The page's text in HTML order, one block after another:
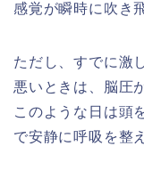
感覚が瞬時に吹き
ただし、すでに激
悪いときは、脳圧
このような日は頭
で安静に呼吸を整